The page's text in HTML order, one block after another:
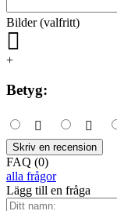
Bilder (valfritt)
+
Betyg:
Skriv en recension
FAQ (0)
alla frågor
Lägg till en fråga